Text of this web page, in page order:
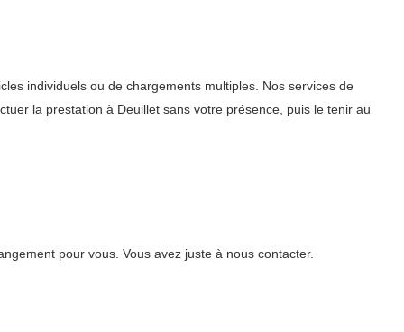
individuels ou de chargements multiples. Nos services de
la prestation à Deuillet sans votre présence, puis le tenir au
pour vous. Vous avez juste à nous contacter.